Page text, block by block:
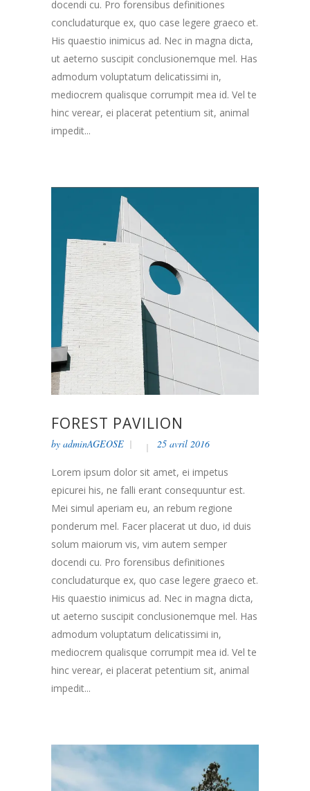
docendi cu. Pro forensibus definitiones
concludaturque ex, quo case legere graeco et.
His quaestio inimicus ad. Nec in magna dicta,
ut aeterno suscipit conclusionemque mel. Has
admodum voluptatum delicatissimi in,
mediocrem qualisque corrumpit mea id. Vel te
hinc verear, ei placerat petentium sit, animal
impedit...
FOREST PAVILION
by adminAGEOSE 25 avril 2016
Lorem ipsum dolor sit amet, ei impetus
epicurei his, ne falli erant consequuntur est.
Mei simul aperiam eu, an rebum regione
ponderum mel. Facer placerat ut duo, id duis
solum maiorum vis, vim autem semper
docendi cu. Pro forensibus definitiones
concludaturque ex, quo case legere graeco et.
His quaestio inimicus ad. Nec in magna dicta,
ut aeterno suscipit conclusionemque mel. Has
admodum voluptatum delicatissimi in,
mediocrem qualisque corrumpit mea id. Vel te
hinc verear, ei placerat petentium sit, animal
impedit...